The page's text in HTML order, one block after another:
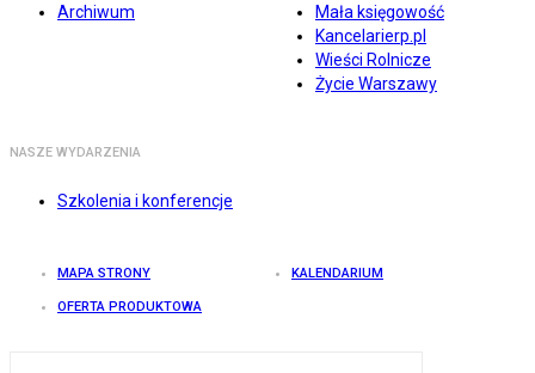
Archiwum
Mała księgowość
Kancelarierp.pl
Wieści Rolnicze
Życie Warszawy
NASZE WYDARZENIA
Szkolenia i konferencje
MAPA STRONY KALENDARIUM
OFERTA PRODUKTOWA